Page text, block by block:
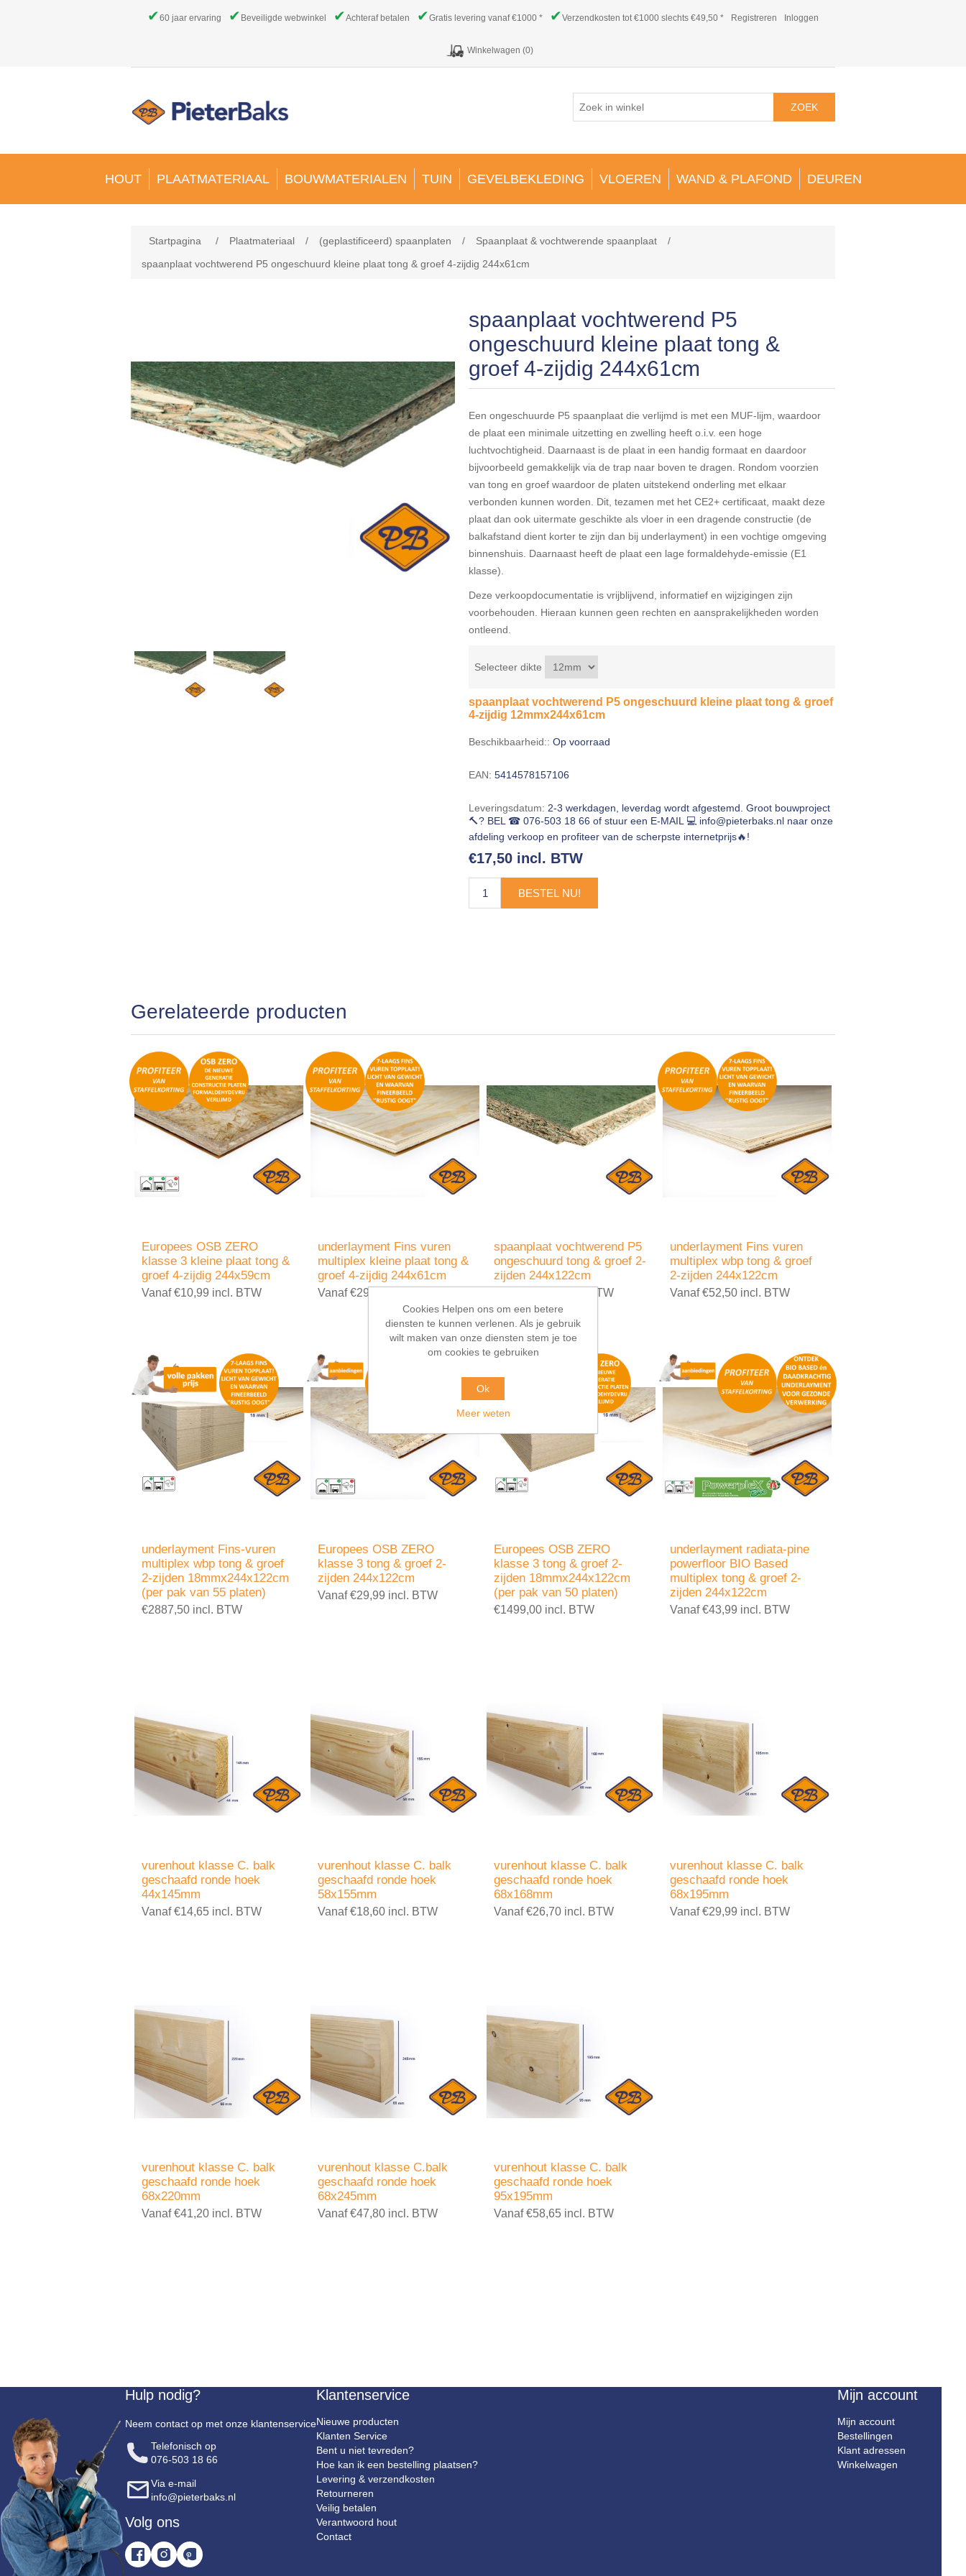
✔60 jaar ervaring ✔ Beveiligde webwinkel ✔Achteraf betalen ✔Gratis levering vanaf €1000 * ✔Verzendkosten tot €1000 slechts €49,50 * Registreren Inloggen
Winkelwagen (0)
ZOEK
HOUT PLAATMATERIAAL BOUWMATERIALEN TUIN GEVELBEKLEDING VLOEREN WAND & PLAFOND DEUREN
Startpagina / Plaatmateriaal / (geplastificeerd) spaanplaten / Spaanplaat & vochtwerende spaanplaat
/
spaanplaat vochtwerend P5 ongeschuurd kleine plaat tong & groef 4-zijdig 244x61cm
spaanplaat vochtwerend P5
ongeschuurd kleine plaat tong &
groef 4-zijdig 244x61cm
Een ongeschuurde P5 spaanplaat die verlijmd is met een MUF-lijm, waardoor
de plaat een minimale uitzetting en zwelling heeft o.i.v. een hoge
luchtvochtigheid. Daarnaast is de plaat in een handig formaat en daardoor
bijvoorbeeld gemakkelijk via de trap naar boven te dragen. Rondom voorzien
van tong en groef waardoor de platen uitstekend onderling met elkaar
verbonden kunnen worden. Dit, tezamen met het CE2+ certificaat, maakt deze
plaat dan ook uitermate geschikte als vloer in een dragende constructie (de
balkafstand dient korter te zijn dan bij underlayment) in een vochtige omgeving
binnenshuis. Daarnaast heeft de plaat een lage formaldehyde-emissie (E1
klasse).
Deze verkoopdocumentatie is vrijblijvend, informatief en wijzigingen zijn
voorbehouden. Hieraan kunnen geen rechten en aansprakelijkheden worden
ontleend.
Selecteer dikte
spaanplaat vochtwerend P5 ongeschuurd kleine plaat tong & groef
4-zijdig 12mmx244x61cm
Beschikbaarheid:: Op voorraad
EAN: 5414578157106
Leveringsdatum: 2-3 werkdagen, leverdag wordt afgestemd. Groot bouwproject
🔨? BEL ☎ 076-503 18 66 of stuur een E-MAIL 💻 info@pieterbaks.nl naar onze
afdeling verkoop en profiteer van de scherpste internetprijs🔥!
€17,50 incl. BTW
BESTEL NU!
Gerelateerde producten
Europees OSB ZERO
klasse 3 kleine plaat tong &
groef 4-zijdig 244x59cm
Vanaf €10,99 incl. BTW
underlayment Fins vuren
multiplex kleine plaat tong &
groef 4-zijdig 244x61cm
Vanaf €29,50 incl. BTW
spaanplaat vochtwerend P5
ongeschuurd tong & groef 2-
zijden 244x122cm
Vanaf €39,95 incl. BTW
underlayment Fins vuren
multiplex wbp tong & groef
2-zijden 244x122cm
Vanaf €52,50 incl. BTW
underlayment Fins-vuren
multiplex wbp tong & groef
2-zijden 18mmx244x122cm
(per pak van 55 platen)
€2887,50 incl. BTW
Europees OSB ZERO
klasse 3 tong & groef 2-
zijden 244x122cm
Vanaf €29,99 incl. BTW
Europees OSB ZERO
klasse 3 tong & groef 2-
zijden 18mmx244x122cm
(per pak van 50 platen)
€1499,00 incl. BTW
underlayment radiata-pine
powerfloor BIO Based
multiplex tong & groef 2-
zijden 244x122cm
Vanaf €43,99 incl. BTW
vurenhout klasse C. balk
geschaafd ronde hoek
44x145mm
Vanaf €14,65 incl. BTW
vurenhout klasse C. balk
geschaafd ronde hoek
58x155mm
Vanaf €18,60 incl. BTW
vurenhout klasse C. balk
geschaafd ronde hoek
68x168mm
Vanaf €26,70 incl. BTW
vurenhout klasse C. balk
geschaafd ronde hoek
68x195mm
Vanaf €29,99 incl. BTW
vurenhout klasse C. balk
geschaafd ronde hoek
68x220mm
Vanaf €41,20 incl. BTW
vurenhout klasse C.balk
geschaafd ronde hoek
68x245mm
Vanaf €47,80 incl. BTW
vurenhout klasse C. balk
geschaafd ronde hoek
95x195mm
Vanaf €58,65 incl. BTW
Hulp nodig?
Neem contact op met onze klantenservice
Telefonisch op
076-503 18 66
Via e-mail
info@pieterbaks.nl
Volg ons
Klantenservice
Nieuwe producten
Klanten Service
Bent u niet tevreden?
Hoe kan ik een bestelling plaatsen?
Levering & verzendkosten
Retourneren
Veilig betalen
Verantwoord hout
Contact
Mijn account
Mijn account
Bestellingen
Klant adressen
Winkelwagen
Cookies Helpen ons om een betere
diensten te kunnen verlenen. Als je gebruik
wilt maken van onze diensten stem je toe
om cookies te gebruiken
Ok
Meer weten